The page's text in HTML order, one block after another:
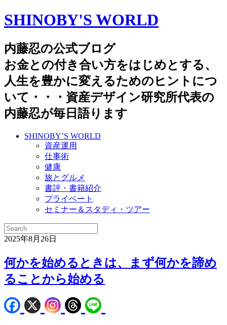
SHINOBY'S WORLD
内藤忍の公式ブログ
お金との付き合い方をはじめとする、
人生を豊かに変えるためのヒントにつ
いて・・・資産デザイン研究所代表の
内藤忍が毎日語ります
SHINOBY’S WORLD
資産運用
仕事術
健康
旅とグルメ
書評・書籍紹介
プライベート
セミナー＆スタディ・ツアー
2025年8月26日
何かを始めるときは、まず何かを諦め
ることから始める